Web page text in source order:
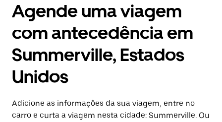
Agende uma viagem
com antecedência em
Summerville, Estados
Unidos
Adicione as informações da sua viagem, entre no
carro e curta a viagem nesta cidade: Summerville. Ou